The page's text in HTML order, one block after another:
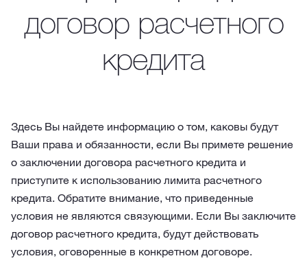
договор расчетного
кредита
Здесь Вы найдете информацию о том, каковы будут
Ваши права и обязанности, если Вы примете решение
о заключении договора расчетного кредита и
приступите к использованию лимита расчетного
кредита. Обратите внимание, что приведенные
условия не являются связующими. Если Вы заключите
договор расчетного кредита, будут действовать
условия, оговоренные в конкретном договоре.